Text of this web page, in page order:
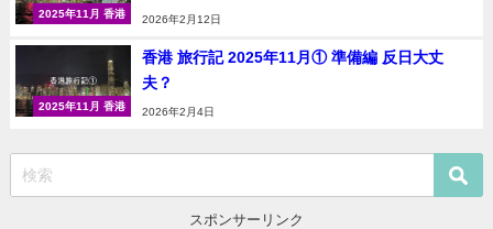
2025年11月 香港 2026年2月12日
2025年11月 香港
香港 旅行記 2025年11月① 準備編 反日大丈
夫？
2026年2月4日
スポンサーリンク